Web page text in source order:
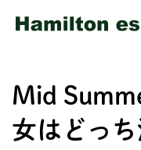
Mid
女はどっ